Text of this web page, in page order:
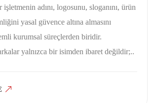
adını, logosunu, sloganını, ürün
yasal güvence altına almasını
kurumsal süreçlerden biridir.
yalnızca bir isimden ibaret değildir;..